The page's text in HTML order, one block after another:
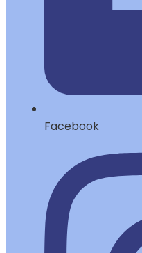
Facebook